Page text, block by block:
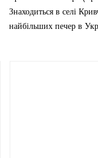
Знаходиться в селі
найбільших печер в